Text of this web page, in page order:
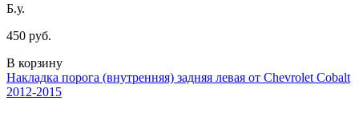
Б.у.
450 руб.
В корзину
Накладка порога (внутренняя) задняя левая от Chevrolet Cobalt
2012-2015